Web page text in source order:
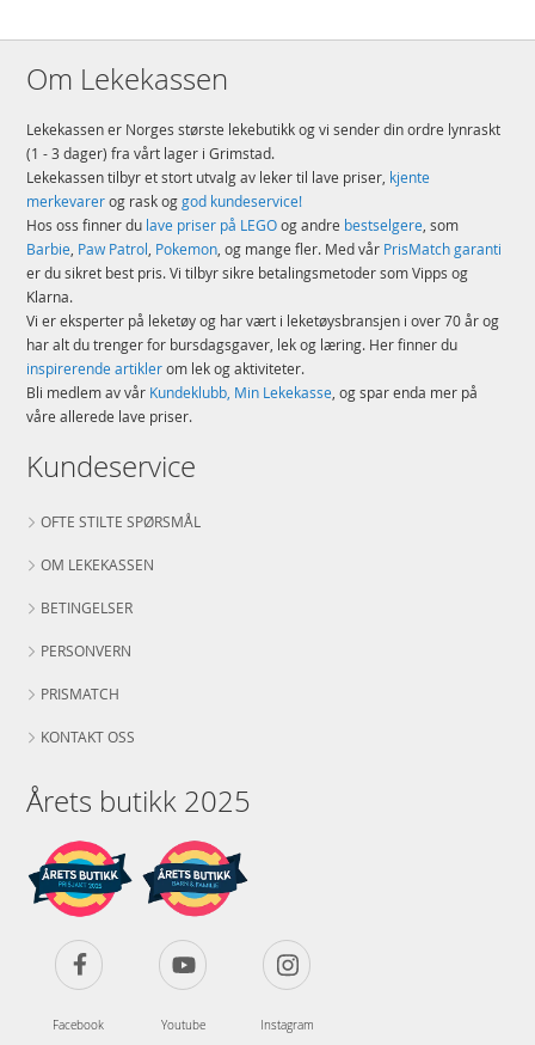
Om Lekekassen
Lekekassen er Norges største lekebutikk og vi sender din ordre lynraskt
(1 - 3 dager) fra vårt lager i Grimstad.
Lekekassen tilbyr et stort utvalg av leker til lave priser, kjente
merkevarerog rask oggod kundeservice!
Hos oss finner du lave priser på LEGOog andre bestselgere, som
Barbie, Paw Patrol, Pokemon, og mange fler. Med vår PrisMatch garanti
er du sikret best pris. Vi tilbyr sikre betalingsmetoder som Vipps og
Klarna.
Vi er eksperter på leketøy og har vært i leketøysbransjen i over 70 år og
har alt du trenger for bursdagsgaver, lek og læring. Her finner du
inspirerende artiklerom lek og aktiviteter.
Bli medlem av vår Kundeklubb, Min Lekekasse, og spar enda mer på
våre allerede lave priser.
Kundeservice
OFTE STILTE SPØRSMÅL
OM LEKEKASSEN
BETINGELSER
PERSONVERN
PRISMATCH
KONTAKT OSS
Årets butikk 2025
Facebook Youtube Instagram